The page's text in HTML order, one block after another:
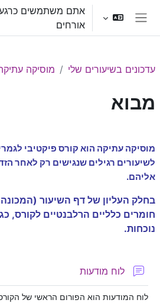
דילוג לתוכן הראשי
חלון סקירה צדדי
אתם משתמשים
אורחים
עדכונים בשיעורים שלי מוסיקה
מבוא
תקציר יחידת-
מוסיקה עתיקה הוא קורס פיקטיבי
לשיעורים רגילים שנגישים רק לאחר
אליהם.
חומרים כלליים הרלבנטיים לקורס,
נוכחות.
לוח מודעות
לוח המודעות הוא הפורום הראשי של